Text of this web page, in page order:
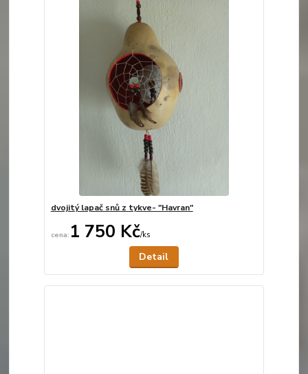
dvojitý lapač snů z tykve- "Havran"
1 750 Kč/ks
Detail